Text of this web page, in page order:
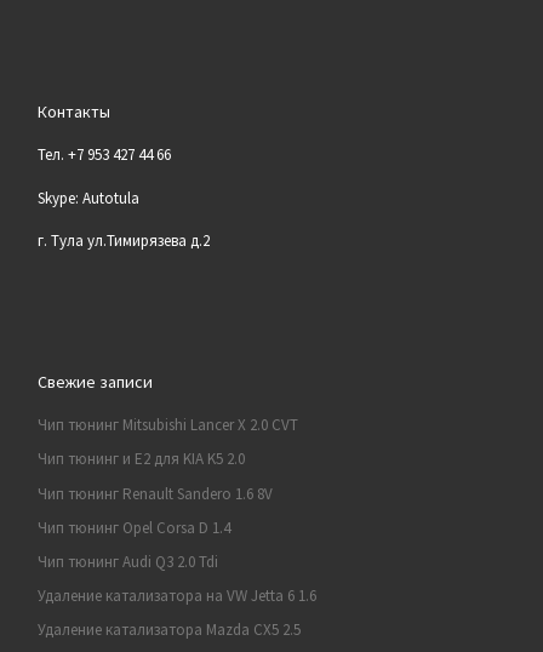
Контакты
Тел. +7 953 427 44 66
Skype: Autotula
г. Тула ул.Тимирязева д.2
Свежие записи
Чип тюнинг Mitsubishi Lancer X 2.0 CVT
Чип тюнинг и E2 для KIA K5 2.0
Чип тюнинг Renault Sandero 1.6 8V
Чип тюнинг Opel Corsa D 1.4
Чип тюнинг Audi Q3 2.0 Tdi
Удаление катализатора на VW Jetta 6 1.6
Удаление катализатора Mazda CX5 2.5